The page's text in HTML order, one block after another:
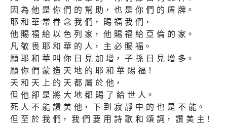
因 為 他 是 你 們 的 幫 助， 也 是 你 們 的 盾 牌。
耶 和 華 常 眷 念 我 們， 賜 福 我 們，
他 賜 福 給 以 色 列 家， 他 賜 福 給 亞 倫 的 家。
凡 敬 畏 耶 和 華 的 人， 主 必 賜 福。
願 耶 和 華 叫 你 日 見 加 增， 子 孫 日 見 增 多。
願 你 們 蒙 造 天 地 的 耶 和 華 賜 福！
天 和 天 上 的 天 都 屬 於 他，
但 他 卻 是 將 大 地 都 賜 了 給 世 人。
死 人 不 能 讚 美 他， 下 到 寂 靜 中 的 也 是 不 能。
但 至 於 我 們， 我 們 要 用 詩 歌 和 頌 詞， 讚 美 主！